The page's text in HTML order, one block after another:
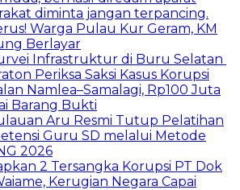
diminta jangan terpancing.
Warga Pulau Kur Geram, KM
Berlayar
Infrastruktur di Buru Selatan
Periksa Saksi Kasus Korupsi
Namlea–Samalagi, Rp100 Juta
Barang Bukti
Aru Resmi Tutup Pelatihan
Guru SD melalui Metode
2026
2 Tersangka Korupsi PT Dok
Kerugian Negara Capai